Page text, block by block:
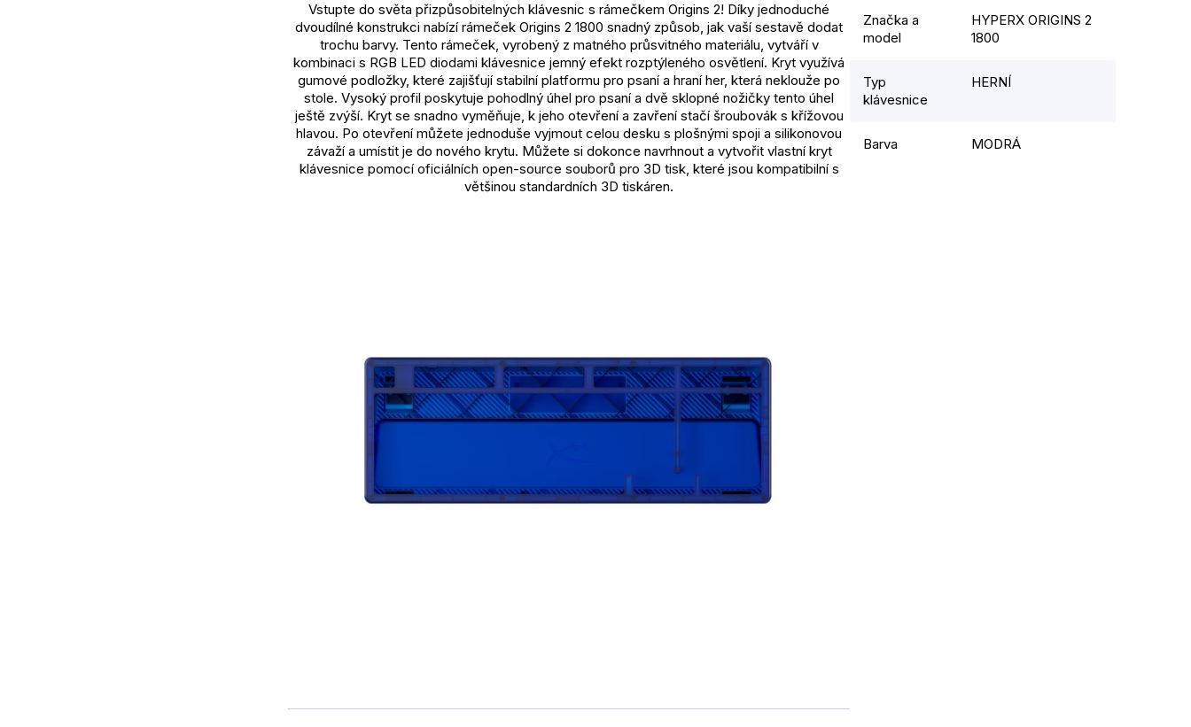
Vstupte do světa přizpůsobitelných klávesnic s rámečkem Origins 2! Díky jednoduché
dvoudílné konstrukci nabízí rámeček Origins 2 1800 snadný způsob, jak vaší sestavě dodat
trochu barvy. Tento rámeček, vyrobený z matného průsvitného materiálu, vytváří v
kombinaci s RGB LED diodami klávesnice jemný efekt rozptýleného osvětlení. Kryt využívá
gumové podložky, které zajišťují stabilní platformu pro psaní a hraní her, která neklouže po
stole. Vysoký profil poskytuje pohodlný úhel pro psaní a dvě sklopné nožičky tento úhel
ještě zvýší. Kryt se snadno vyměňuje, k jeho otevření a zavření stačí šroubovák s křížovou
hlavou. Po otevření můžete jednoduše vyjmout celou desku s plošnými spoji a silikonovou
závaží a umístit je do nového krytu. Můžete si dokonce navrhnout a vytvořit vlastní kryt
klávesnice pomocí oficiálních open-source souborů pro 3D tisk, které jsou kompatibilní s
většinou standardních 3D tiskáren.
Značka a
model
HYPERX ORIGINS 2
1800
Typ
klávesnice
HERNÍ
Barva MODRÁ